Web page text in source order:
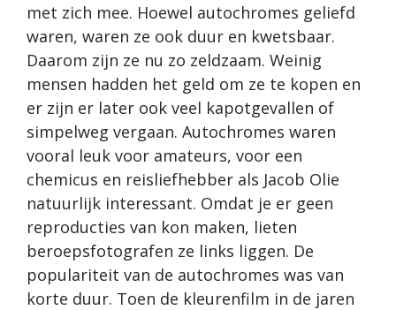
met zich mee. Hoewel autochromes geliefd
waren, waren ze ook duur en kwetsbaar.
Daarom zijn ze nu zo zeldzaam. Weinig
mensen hadden het geld om ze te kopen en
er zijn er later ook veel kapotgevallen of
simpelweg vergaan. Autochromes waren
vooral leuk voor amateurs, voor een
chemicus en reisliefhebber als Jacob Olie
natuurlijk interessant. Omdat je er geen
reproducties van kon maken, lieten
beroepsfotografen ze links liggen. De
populariteit van de autochromes was van
korte duur. Toen de kleurenfilm in de jaren